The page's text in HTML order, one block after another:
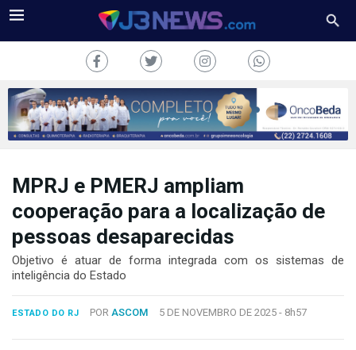
J3NEWS
COLUNAS
2024
MPRJ e PMERJ ampliam
cooperação para a localização de
pessoas desaparecidas
Objetivo é atuar de forma integrada com os sistemas de
inteligência do Estado
ESTADO DO RJ POR ASCOM 5 DE NOVEMBRO DE 2025 - 8h57